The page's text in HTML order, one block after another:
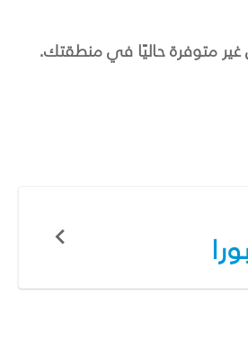
متوفرة حاليًا في منطقتك.